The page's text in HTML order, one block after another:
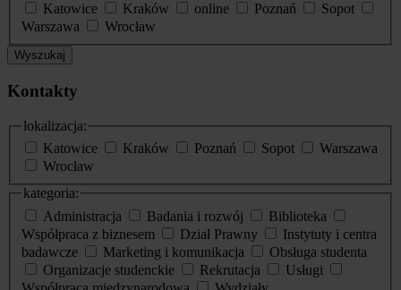
Katowice
Kraków online Poznań
Sopot
Warszawa
Wrocław
Wyszukaj
Kontakty
lokalizacja:
Katowice
Kraków Poznań Sopot
Warszawa
Wrocław
kategoria:
Administracja
Badania i rozwój
Biblioteka
Współpraca z biznesem
Dział Prawny
Instytuty i centra
badawcze
Marketing i komunikacja
Obsługa studenta
Organizacje studenckie
Rekrutacja
Usługi